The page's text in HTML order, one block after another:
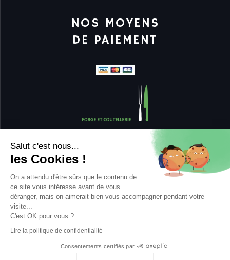
Salut c'est nous...
les Cookies !
On a attendu d'être sûrs que le contenu de
ce site vous intéresse avant de vous
déranger, mais on aimerait bien vous accompagner pendant votre
visite...
C'est OK pour vous ?
Lire la politique de confidentialité
Consentements certifiés par
NOS MOYENS
DE PAIEMENT
Mentions légales
Politique de protection des données personnelles et cookies